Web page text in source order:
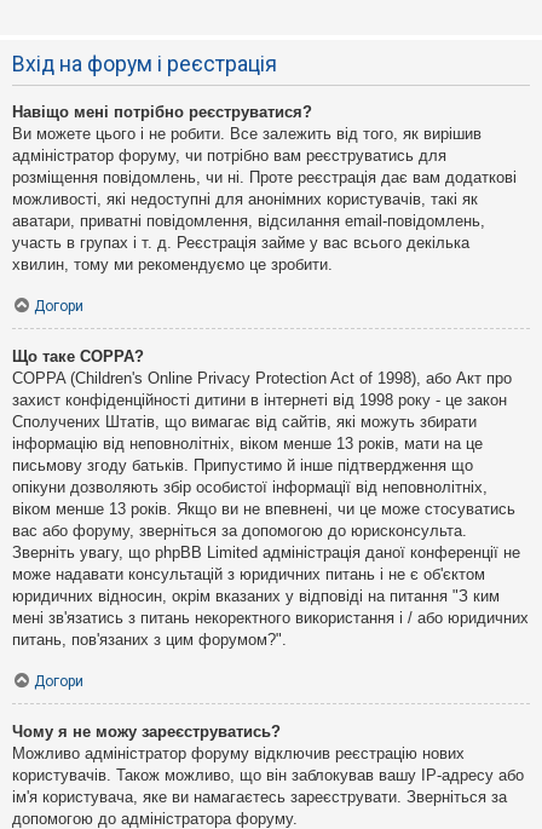
Вхід на форум і реєстрація
Навіщо мені потрібно реєструватися?
Ви можете цього і не робити. Все залежить від того, як вирішив
адміністратор форуму, чи потрібно вам реєструватись для
розміщення повідомлень, чи ні. Проте реєстрація дає вам додаткові
можливості, які недоступні для анонімних користувачів, такі як
аватари, приватні повідомлення, відсилання email-повідомлень,
участь в групах і т. д. Реєстрація займе у вас всього декілька
хвилин, тому ми рекомендуємо це зробити.
Догори
Що таке COPPA?
COPPA (Children's Online Privacy Protection Act of 1998), або Акт про
захист конфіденційності дитини в інтернеті від 1998 року - це закон
Сполучених Штатів, що вимагає від сайтів, які можуть збирати
інформацію від неповнолітніх, віком менше 13 років, мати на це
письмову згоду батьків. Припустимо й інше підтвердження що
опікуни дозволяють збір особистої інформації від неповнолітніх,
віком менше 13 років. Якщо ви не впевнені, чи це може стосуватись
вас або форуму, зверніться за допомогою до юрисконсульта.
Зверніть увагу, що phpBB Limited адміністрація даної конференції не
може надавати консультацій з юридичних питань і не є об'єктом
юридичних відносин, окрім вказаних у відповіді на питання "З ким
мені зв'язатись з питань некоректного використання і / або юридичних
питань, пов'язаних з цим форумом?".
Догори
Чому я не можу зареєструватись?
Можливо адміністратор форуму відключив реєстрацію нових
користувачів. Також можливо, що він заблокував вашу IP-адресу або
ім'я користувача, яке ви намагаєтесь зареєструвати. Зверніться за
допомогою до адміністратора форуму.